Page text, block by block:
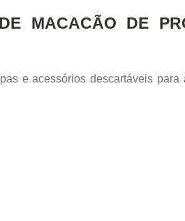
MACACÃO DE
e acessórios descartáveis para